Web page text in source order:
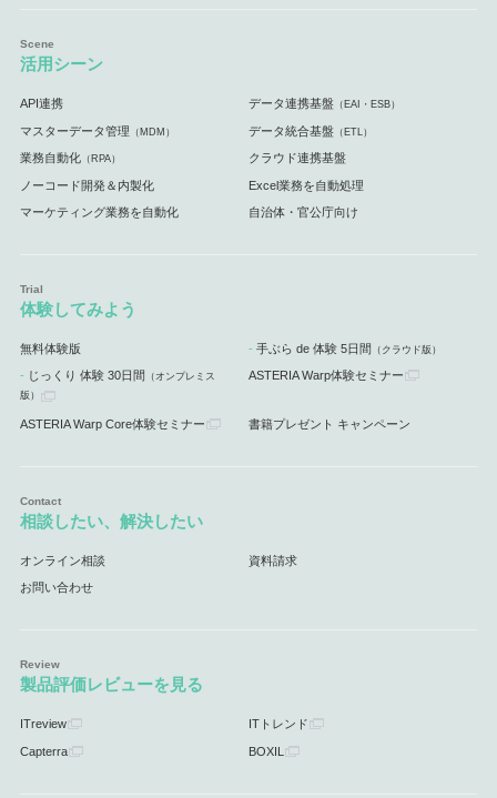
活用シーン
API連携 データ連携基盤 （EAI・ESB）
マスターデータ管理 （MDM） データ統合基盤 （ETL）
業務自動化（RPA） クラウド連携基盤
ノーコード開発＆内製化 Excel業務を自動処理
マーケティング業務を自動化 自治体・官公庁向け
体験してみよう
無料体験版 手ぶら de 体験 5日間 （クラウド版）
じっくり 体験 30日間 （オンプレミス
版）
ASTERIA Warp体験セミナー
ASTERIA Warp Core体験セミナー 書籍プレゼント キャンペーン
相談したい、解決したい
オンライン相談 資料請求
お問い合わせ
製品評価レビューを見る
ITreview ITトレンド
Capterra BOXIL